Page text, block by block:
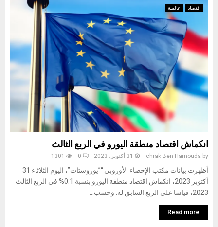
اقتصاد عالمية
انكماش اقتصاد منطقة اليورو في الربع الثالث
by
Ichrak Ben Hamouda 31 أكتوبر، 2023 0
1301
أظهرت بيانات مكتب الإحصاء الأوروبي “”يوروستات”، اليوم الثلاثاء 31
أكتوبر 2023، انكماش اقتصاد منطقة اليورو بنسبة 0.1% في الربع الثالث
2023، قياسا على الربع السابق له. وحسب...
Read more